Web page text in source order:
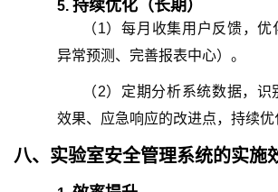
5. 持续优化（长期）
（1）每月收集用户反馈，优
异常预测、完善报表中心）。
（2） 定期分析系统数据，识
效果、应急响应的改进点，持续优
八、 实验室安全管理系统的实施